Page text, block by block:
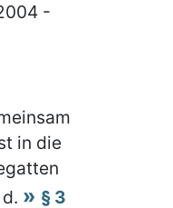
-
in die
§ 3